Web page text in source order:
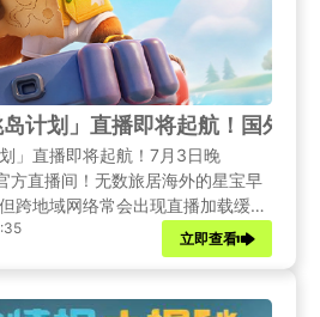
计划」直播即将起航！国外玩
」直播即将起航！7月3日晚
方直播间！无数旅居海外的星宝早
跨地域网络常会出现直播加载缓
进入直播间等问题。本文先为大家
容，并推荐适配海外观看国内直播
立即查看